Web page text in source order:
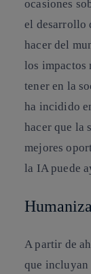
ocasiones
el desarrollo
hacer del
los impactos
tener en la
ha incidido
hacer que la
mejores
la IA puede
A partir de
que